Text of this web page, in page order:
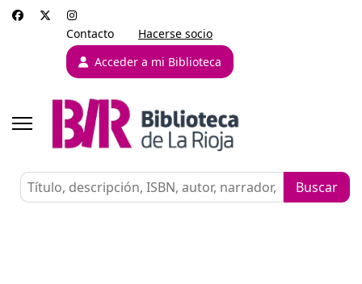
Contacto
Hacerse socio
Acceder a mi Biblioteca